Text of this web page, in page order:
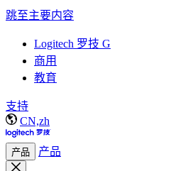
跳至主要内容
Logitech 罗技 G
商用
教育
支持
CN,zh
产品 产品